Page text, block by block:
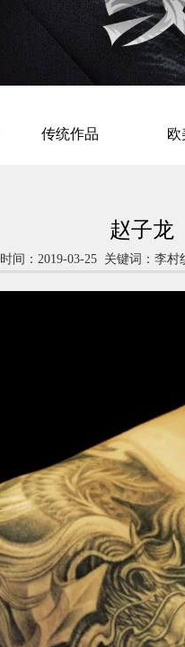
传统作品 欧
赵子龙
时间：2019-03-25 关键词：李村